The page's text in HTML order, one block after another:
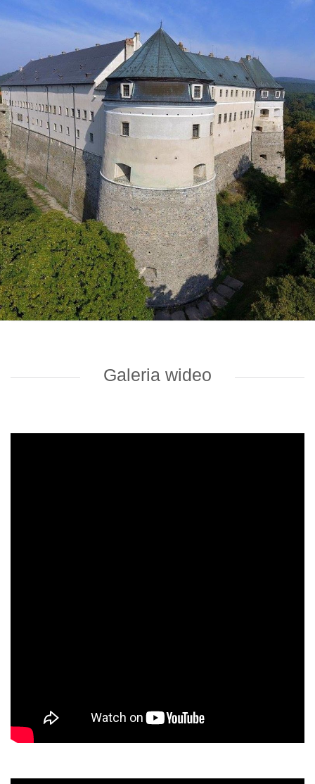
Galeria wideo